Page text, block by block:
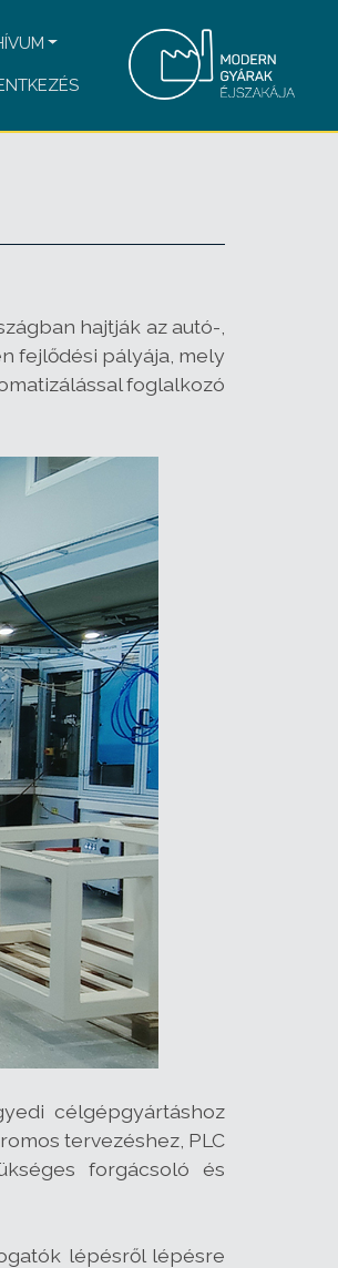
hajtják az autó-,
fejlődési pályája, mely
foglalkozó
célgépgyártáshoz
tervezéshez, PLC
forgácsoló és
lépésről lépésre